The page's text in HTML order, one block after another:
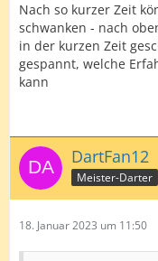
Nach so kurzer Zeit
schwanken - nach
in der kurzen Zeit
gespannt, welche
kann
DartFan12
Meister-Darter
18. Januar 2023 um 11:50